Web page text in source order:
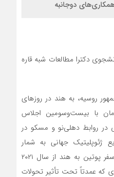
دوجانبه
دکترا مطالعات شبه قاره
روسیه، به هند در روزهای
۲۰۲۵، همزمان با بیست‌وسومین اجلاس
در روابط دهلی‌نو و مسکو در
ژئوپلیتیک جهانی به شمار
می‌رود. این دیدار نخستین سفر پوتین به هند از سال ۲۰۲۱
که عمدتاً تحت تأثیر تحولات